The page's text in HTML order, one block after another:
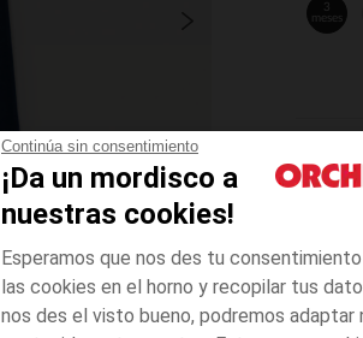
Continúa sin consentimiento
¡Da un mordisco a
nuestras cookies!
Esperamos que nos des tu
las cookies en el horno y recopilar tus
nos des el visto bueno, podremos adaptar
3
meses